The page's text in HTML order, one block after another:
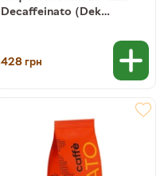
Decaffeinato (Dek
250 г 8000070010000
428грн